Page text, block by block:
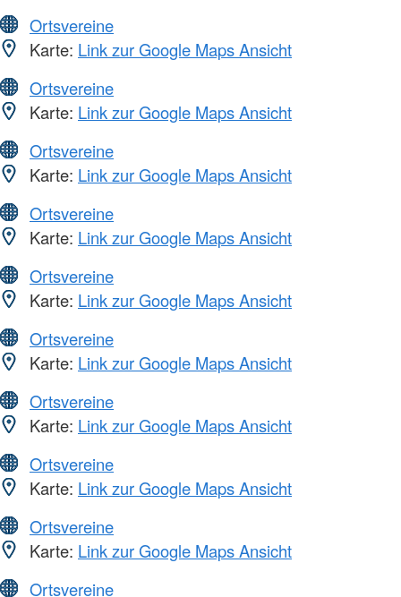
Ortsvereine
Karte: Link zur Google Maps Ansicht
Ortsvereine
Karte: Link zur Google Maps Ansicht
Ortsvereine
Karte: Link zur Google Maps Ansicht
Ortsvereine
Karte: Link zur Google Maps Ansicht
Ortsvereine
Karte: Link zur Google Maps Ansicht
Ortsvereine
Karte: Link zur Google Maps Ansicht
Ortsvereine
Karte: Link zur Google Maps Ansicht
Ortsvereine
Karte: Link zur Google Maps Ansicht
Ortsvereine
Karte: Link zur Google Maps Ansicht
Ortsvereine